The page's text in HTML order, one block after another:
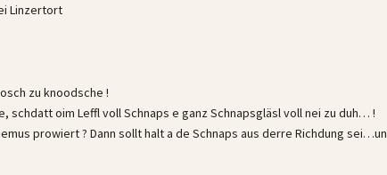
Linzertort
zu knoodsche !
schdatt oim Leffl voll Schnaps e ganz Schnapsgläsl voll nei zu duh… !
prowiert ? Dann sollt halt a de Schnaps aus derre Richdung sei…un